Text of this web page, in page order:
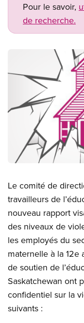
Pour le savoir,
de recherche.
Le comité de
travailleurs de
nouveau rapport
des niveaux de
les employés du
maternelle à la
de soutien de
Saskatchewan ont
confidentiel sur la
suivants :